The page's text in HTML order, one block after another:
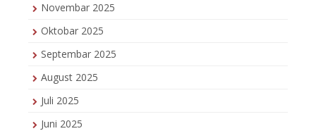
Novembar 2025
Oktobar 2025
Septembar 2025
August 2025
Juli 2025
Juni 2025